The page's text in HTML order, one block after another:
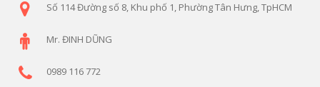
Số 114 Đường số 8, Khu phố 1, Phường Tân Hưng, TpHCM
Mr. ĐINH DŨNG
0989 116 772